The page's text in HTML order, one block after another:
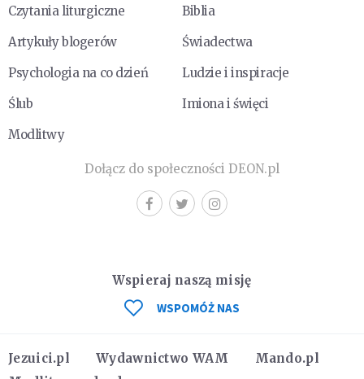
Czytania liturgiczne
Biblia
Artykuły blogerów
Świadectwa
Psychologia na co dzień
Ludzie i inspiracje
Ślub
Imiona i święci
Modlitwy
Dołącz do społeczności DEON.pl
Jezuici.pl Wydawnictwo WAM
Mando.pl
Wspieraj naszą misję
WSPOMÓŻ NAS